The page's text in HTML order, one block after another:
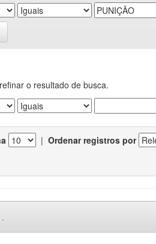
o resultado de busca.
| Ordenar registros por